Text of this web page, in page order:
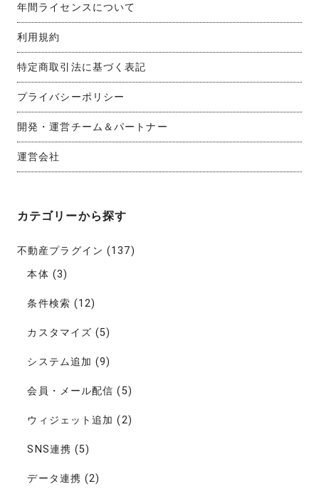
年間ライセンスについて
利用規約
特定商取引法に基づく表記
プライバシーポリシー
開発・運営チーム＆パートナー
運営会社
カテゴリーから探す
不動産プラグイン (137)
本体 (3)
条件検索 (12)
カスタマイズ (5)
システム追加 (9)
会員・メール配信 (5)
ウィジェット追加 (2)
SNS連携 (5)
データ連携 (2)